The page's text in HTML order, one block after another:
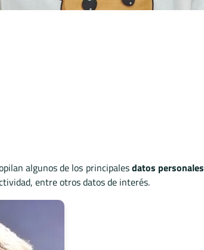
algunos de los principalesdatos personales
entre otros datos de interés.